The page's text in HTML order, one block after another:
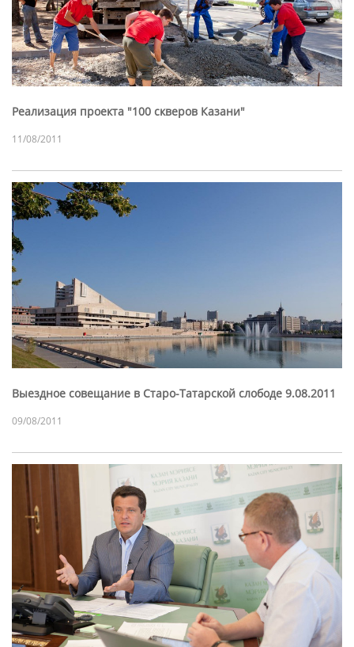
Реализация проекта "100 скверов Казани"
11/08/2011
Выездное совещание в Старо-Татарской слободе 9.08.2011
09/08/2011